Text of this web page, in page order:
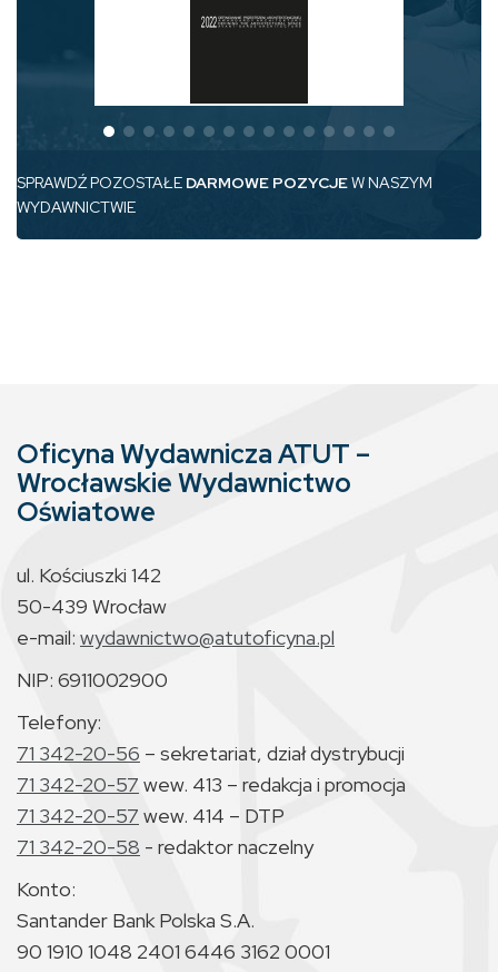
SPRAWDŹ POZOSTAŁE DARMOWE POZYCJEW NASZYM
WYDAWNICTWIE
Oficyna Wydawnicza ATUT –
Wrocławskie Wydawnictwo
Oświatowe
ul. Kościuszki 142
50-439 Wrocław
e-mail: wydawnictwo@atutoficyna.pl
NIP: 6911002900
Telefony:
71 342-20-56 – sekretariat, dział dystrybucji
71 342-20-57 wew. 413 – redakcja i promocja
71 342-20-57 wew. 414 – DTP
71 342-20-58 - redaktor naczelny
Konto:
Santander Bank Polska S.A.
90 1910 1048 2401 6446 3162 0001